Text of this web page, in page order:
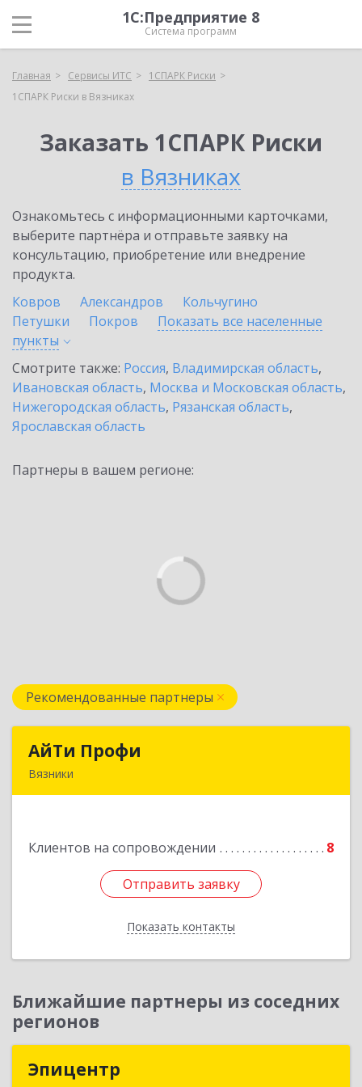
1С:Предприятие 8
Система программ
Главная Сервисы ИТС
1СПАРК Риски
1СПАРК Риски в Вязниках
Заказать 1СПАРК Риски
в Вязниках
Ознакомьтесь с информационными карточками,
выберите партнёра и отправьте заявку на
консультацию, приобретение или внедрение
продукта.
Ковров
Александров
Кольчугино
Петушки
Покров
Показать все населенные
пункты
Смотрите также: Россия, Владимирская область,
Ивановская область, Москва и Московская область,
Нижегородская область, Рязанская область,
Ярославская область
Партнеры в вашем регионе:
Рекомендованные партнеры
АйТи Профи
Вязники
Клиентов на сопровождении 8
Отправить заявку
Показать контакты
Отправить заявку
Назад
Ближайшие партнеры из соседних
регионов
Эпицентр